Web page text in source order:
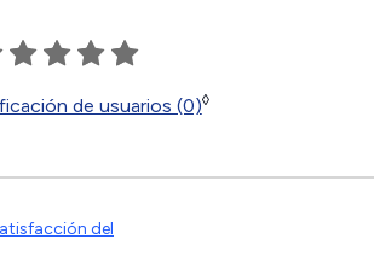
de usuarios (0)◊
del